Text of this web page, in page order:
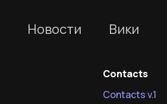
Новости Вики
Contacts
Contacts v.1